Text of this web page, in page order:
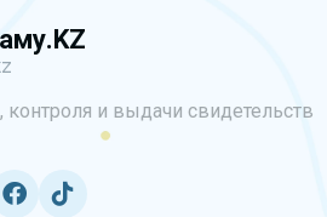
контроля и выдачи свидетельств